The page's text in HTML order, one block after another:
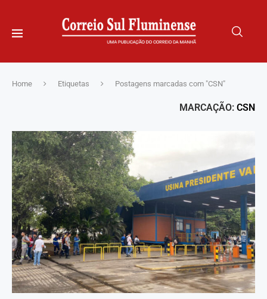
Home Etiquetas Postagens marcadas com "CSN"
MARCAÇÃO: CSN